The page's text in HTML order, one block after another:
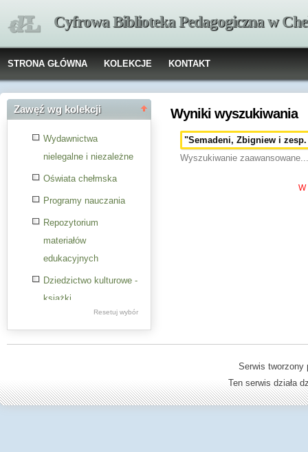
Cyfrowa Biblioteka Pedagogiczna w
STRONA GŁÓWNA KOLEKCJE KONTAKT
Zawęź wg kolekcji
Wydawnictwa
nielegalne i niezależne
Oświata chełmska
Programy nauczania
Repozytorium
materiałów
edukacyjnych
Dziedzictwo kulturowe -
książki
Resetuj wybór
Wyniki wyszukiwania
Wyszukiwanie zaawansowane...
W
Serwis
Ten serwis działa